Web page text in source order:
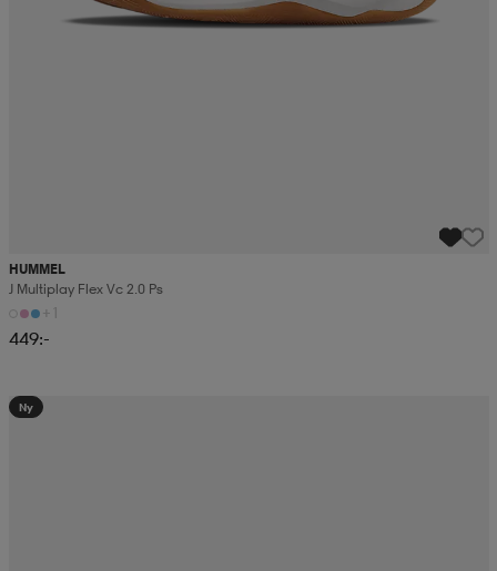
HUMMEL
J Multiplay Flex Vc 2.0 Ps
+1
449:-
Ny